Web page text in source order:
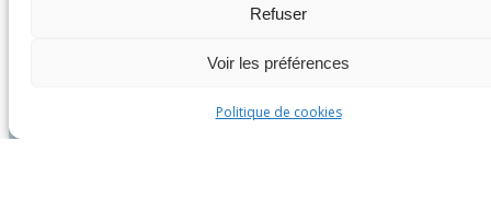
Refuser
Voir les préférences
Politique de cookies